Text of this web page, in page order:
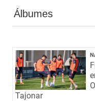
Álbumes
Tajonar